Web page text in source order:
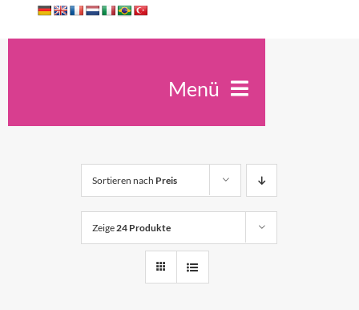
Menü
Spirit Antiqua
Unterricht
Trauerfeiern
Sortieren nach Preis
Zeige 24 Produkte